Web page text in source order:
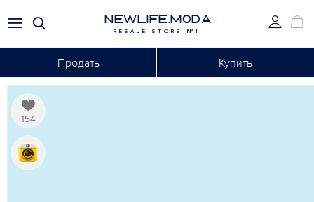
NEWLIFE.MODA
RESALE STORE №1
Продать Купить
154